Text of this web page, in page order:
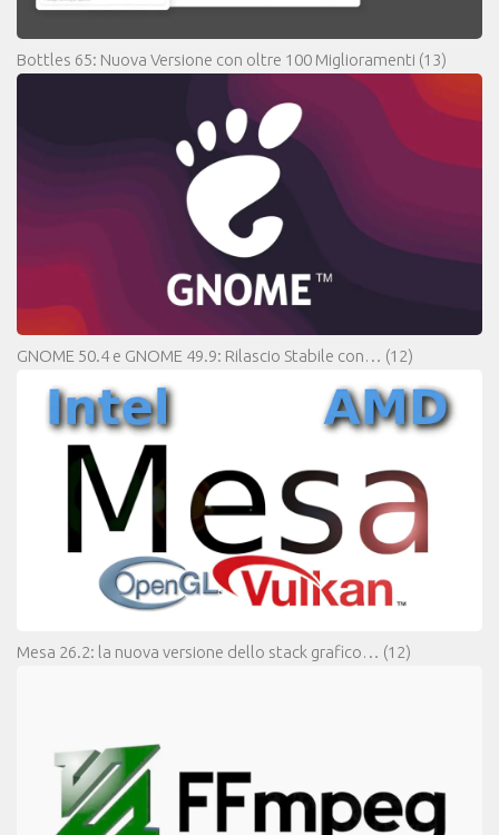
Bottles 65: Nuova Versione con oltre 100 Miglioramenti (13)
GNOME 50.4 e GNOME 49.9: Rilascio Stabile con… (12)
Mesa 26.2: la nuova versione dello stack grafico… (12)